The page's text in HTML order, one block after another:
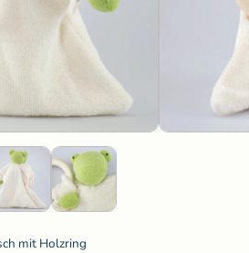
mit Holzring